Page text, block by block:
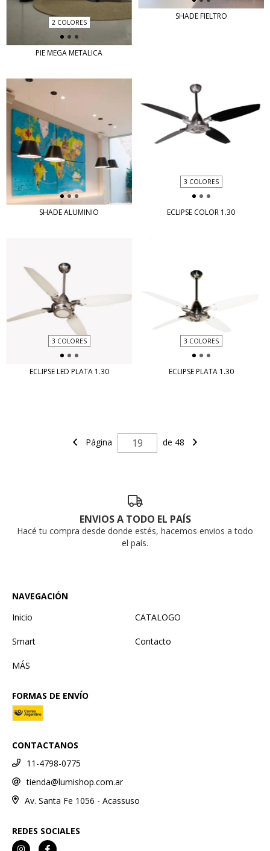
2 COLORES
PIE MEGA METALICA
SHADE FIELTRO
SHADE ALUMINIO
3 COLORES
ECLIPSE COLOR 1.30
3 COLORES
ECLIPSE LED PLATA 1.30
3 COLORES
ECLIPSE PLATA 1.30
Página de 48
ENVIOS A TODO EL PAÍS
Hacé tu compra desde donde estés, hacemos envios a todo
el país.
NAVEGACIÓN
Inicio
CATALOGO
Smart Contacto
MÁS
FORMAS DE ENVÍO
CONTACTANOS
11-4798-0775
tienda@lumishop.com.ar
Av. Santa Fe 1056 - Acassuso
REDES SOCIALES